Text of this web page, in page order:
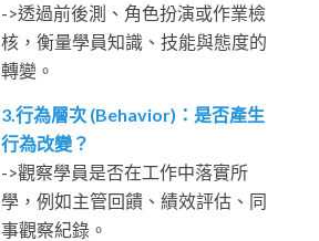
->透過前後測、角色扮演或作業檢
核，衡量學員知識、技能與態度的
轉變。
3.行為層次 (Behavior)：是否產生
行為改變？
->觀察學員是否在工作中落實所
學，例如主管回饋、績效評估、同
事觀察紀錄。